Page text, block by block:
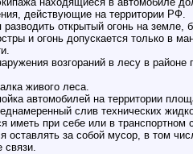
действующие на территории РФ.
открытый огонь на земле,
и огонь допускается только в
возгораний в лесу в
живого леса.
автомобилей на территории
слив технических
иметь при себе или в транспортном
оставлять за собой мусор, в том
связи.